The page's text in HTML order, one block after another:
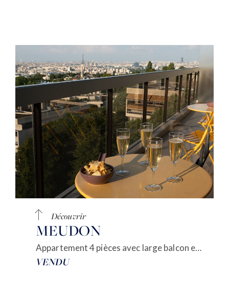
Découvrir
MEUDON
Appartement 4 pièces avec large balcon et VUE Paris
VENDU